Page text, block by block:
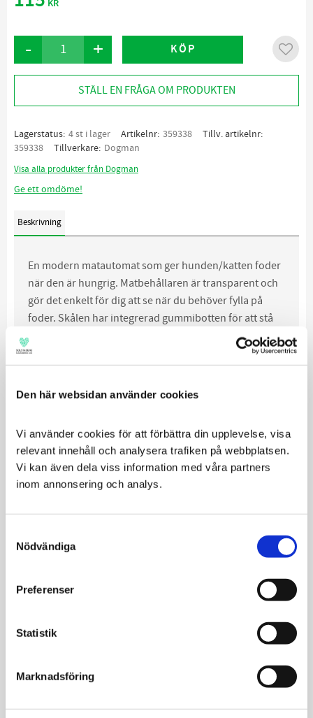
Den här websidan använder cookies
Vi använder cookies för att förbättra din upplevelse, visa
relevant innehåll och analysera trafiken på webbplatsen.
Vi kan även dela viss information med våra partners
inom annonsering och analys.
Selection
Nödvändiga
Preferenser
Statistik
Marknadsföring
KR
+
- KÖP Lägg
STÄLL EN FRÅGA OM PRODUKTEN
Lagerstatus 4 st i lager Artikelnr 359338
Tillv. artikelnr
359338
Tillverkare Dogman
Visa alla produkter från Dogman
Ge ett omdöme!
Beskrivning
En modern matautomat som ger hunden/katten foder
när den är hungrig. Matbehållaren är transparent och
gör det enkelt för dig att se när du behöver fylla på
foder. Skålen har integrerad gummibotten för att stå
stabilt.
Relaterade produkter
Savic Loop
Matautomat för katt
Dogman Matbar
Mat- och vattenskål i